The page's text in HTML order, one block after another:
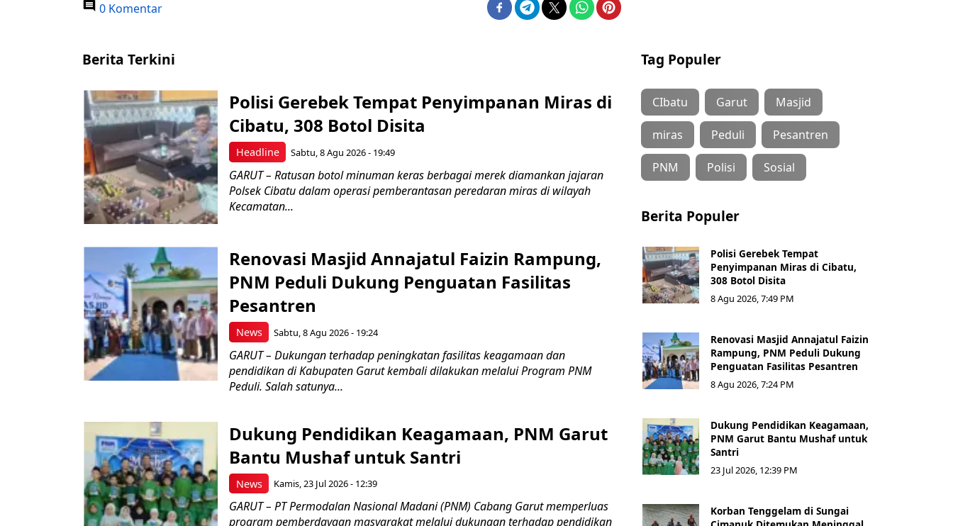
0 Komentar
Berita Terkini
Headline
Polisi Gerebek Tempat Penyimpanan Miras di
Cibatu, 308 Botol Disita
Sabtu, 8 Agu 2026 - 19:49
GARUT – Ratusan botol minuman keras berbagai merek diamankan jajaran
Polsek Cibatu dalam operasi pemberantasan peredaran miras di wilayah
Kecamatan...
News
Renovasi Masjid Annajatul Faizin Rampung,
PNM Peduli Dukung Penguatan Fasilitas
Pesantren
Sabtu, 8 Agu 2026 - 19:24
GARUT – Dukungan terhadap peningkatan fasilitas keagamaan dan
pendidikan di Kabupaten Garut kembali dilakukan melalui Program PNM
Peduli. Salah satunya...
News
Dukung Pendidikan Keagamaan, PNM Garut
Bantu Mushaf untuk Santri
Kamis, 23 Jul 2026 - 12:39
GARUT – PT Permodalan Nasional Madani (PNM) Cabang Garut memperluas
program pemberdayaan masyarakat melalui dukungan terhadap pendidikan
Tag Populer
CIbatu Garut Masjid
miras Peduli Pesantren
PNM Polisi Sosial
Berita Populer
Polisi Gerebek Tempat
Penyimpanan Miras di Cibatu,
308 Botol Disita
8 Agu 2026, 7:49 PM
Renovasi Masjid Annajatul Faizin
Rampung, PNM Peduli Dukung
Penguatan Fasilitas Pesantren
8 Agu 2026, 7:24 PM
Dukung Pendidikan Keagamaan,
PNM Garut Bantu Mushaf untuk
Santri
23 Jul 2026, 12:39 PM
Korban Tenggelam di Sungai